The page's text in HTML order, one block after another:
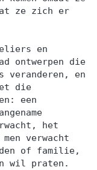
ze zich er
en
ontwerpen die
veranderen, en
die
een
het
verwacht
of familie,
wil praten.